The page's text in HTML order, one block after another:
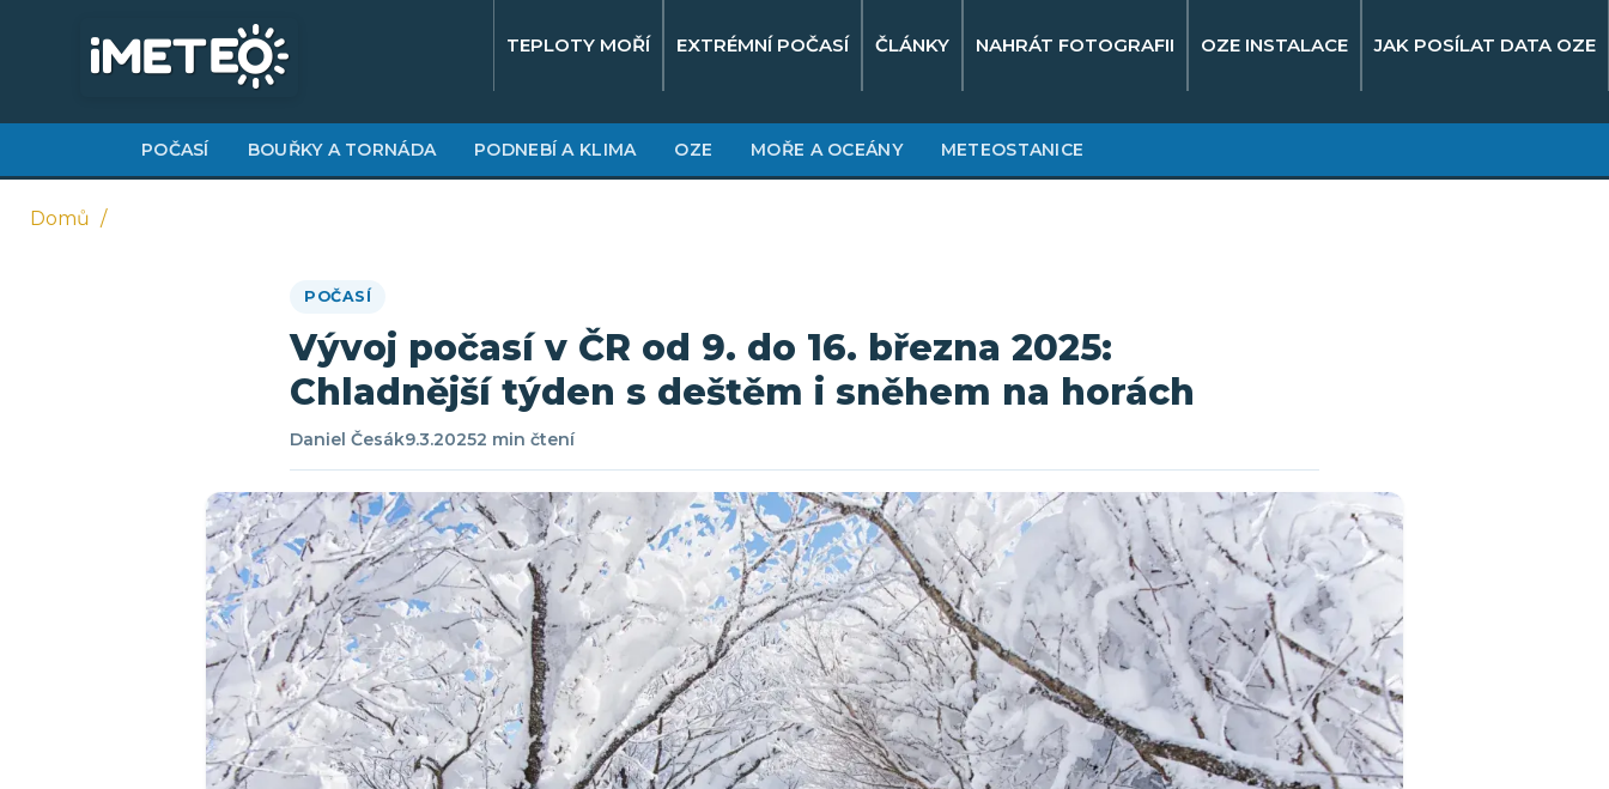
hlavnímu
TEPLOTY MOŘÍ EXTRÉMNÍ POČASÍ ČLÁNKY NAHRÁT FOTOGRAFII OZE INSTALACE JAK POSÍLAT DATA OZE
POČASÍ BOUŘKY A TORNÁDA PODNEBÍ A KLIMA OZE MOŘE A OCEÁNY METEOSTANICE
Domů
POČASÍ
Vývoj počasí v ČR od 9. do 16. března 2025:
Chladnější týden s deštěm i sněhem na horách
Daniel Česák9.3.20252 min čtení